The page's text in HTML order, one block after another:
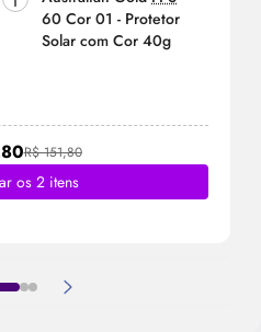
60 Cor 01 - Protetor
Solar com Cor 40g
R$ 151,80
os 2 itens